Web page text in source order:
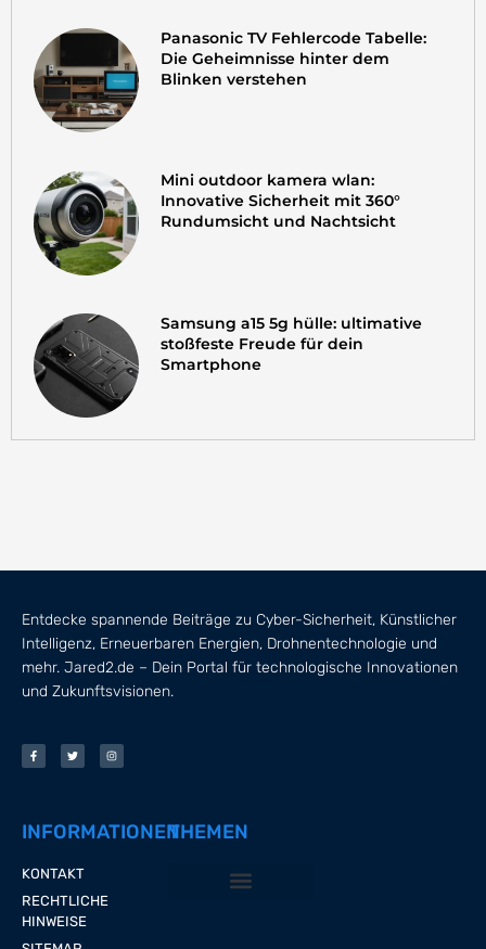
Panasonic TV Fehlercode Tabelle:
Die Geheimnisse hinter dem
Blinken verstehen
Mini outdoor kamera wlan:
Innovative Sicherheit mit 360°
Rundumsicht und Nachtsicht
Samsung a15 5g hülle: ultimative
stoßfeste Freude für dein
Smartphone
Entdecke spannende Beiträge zu Cyber-Sicherheit, Künstlicher
Intelligenz, Erneuerbaren Energien, Drohnentechnologie und
mehr. Jared2.de – Dein Portal für technologische Innovationen
und Zukunftsvisionen.
INFORMATIONEN
KONTAKT
RECHTLICHE
HINWEISE
THEMEN